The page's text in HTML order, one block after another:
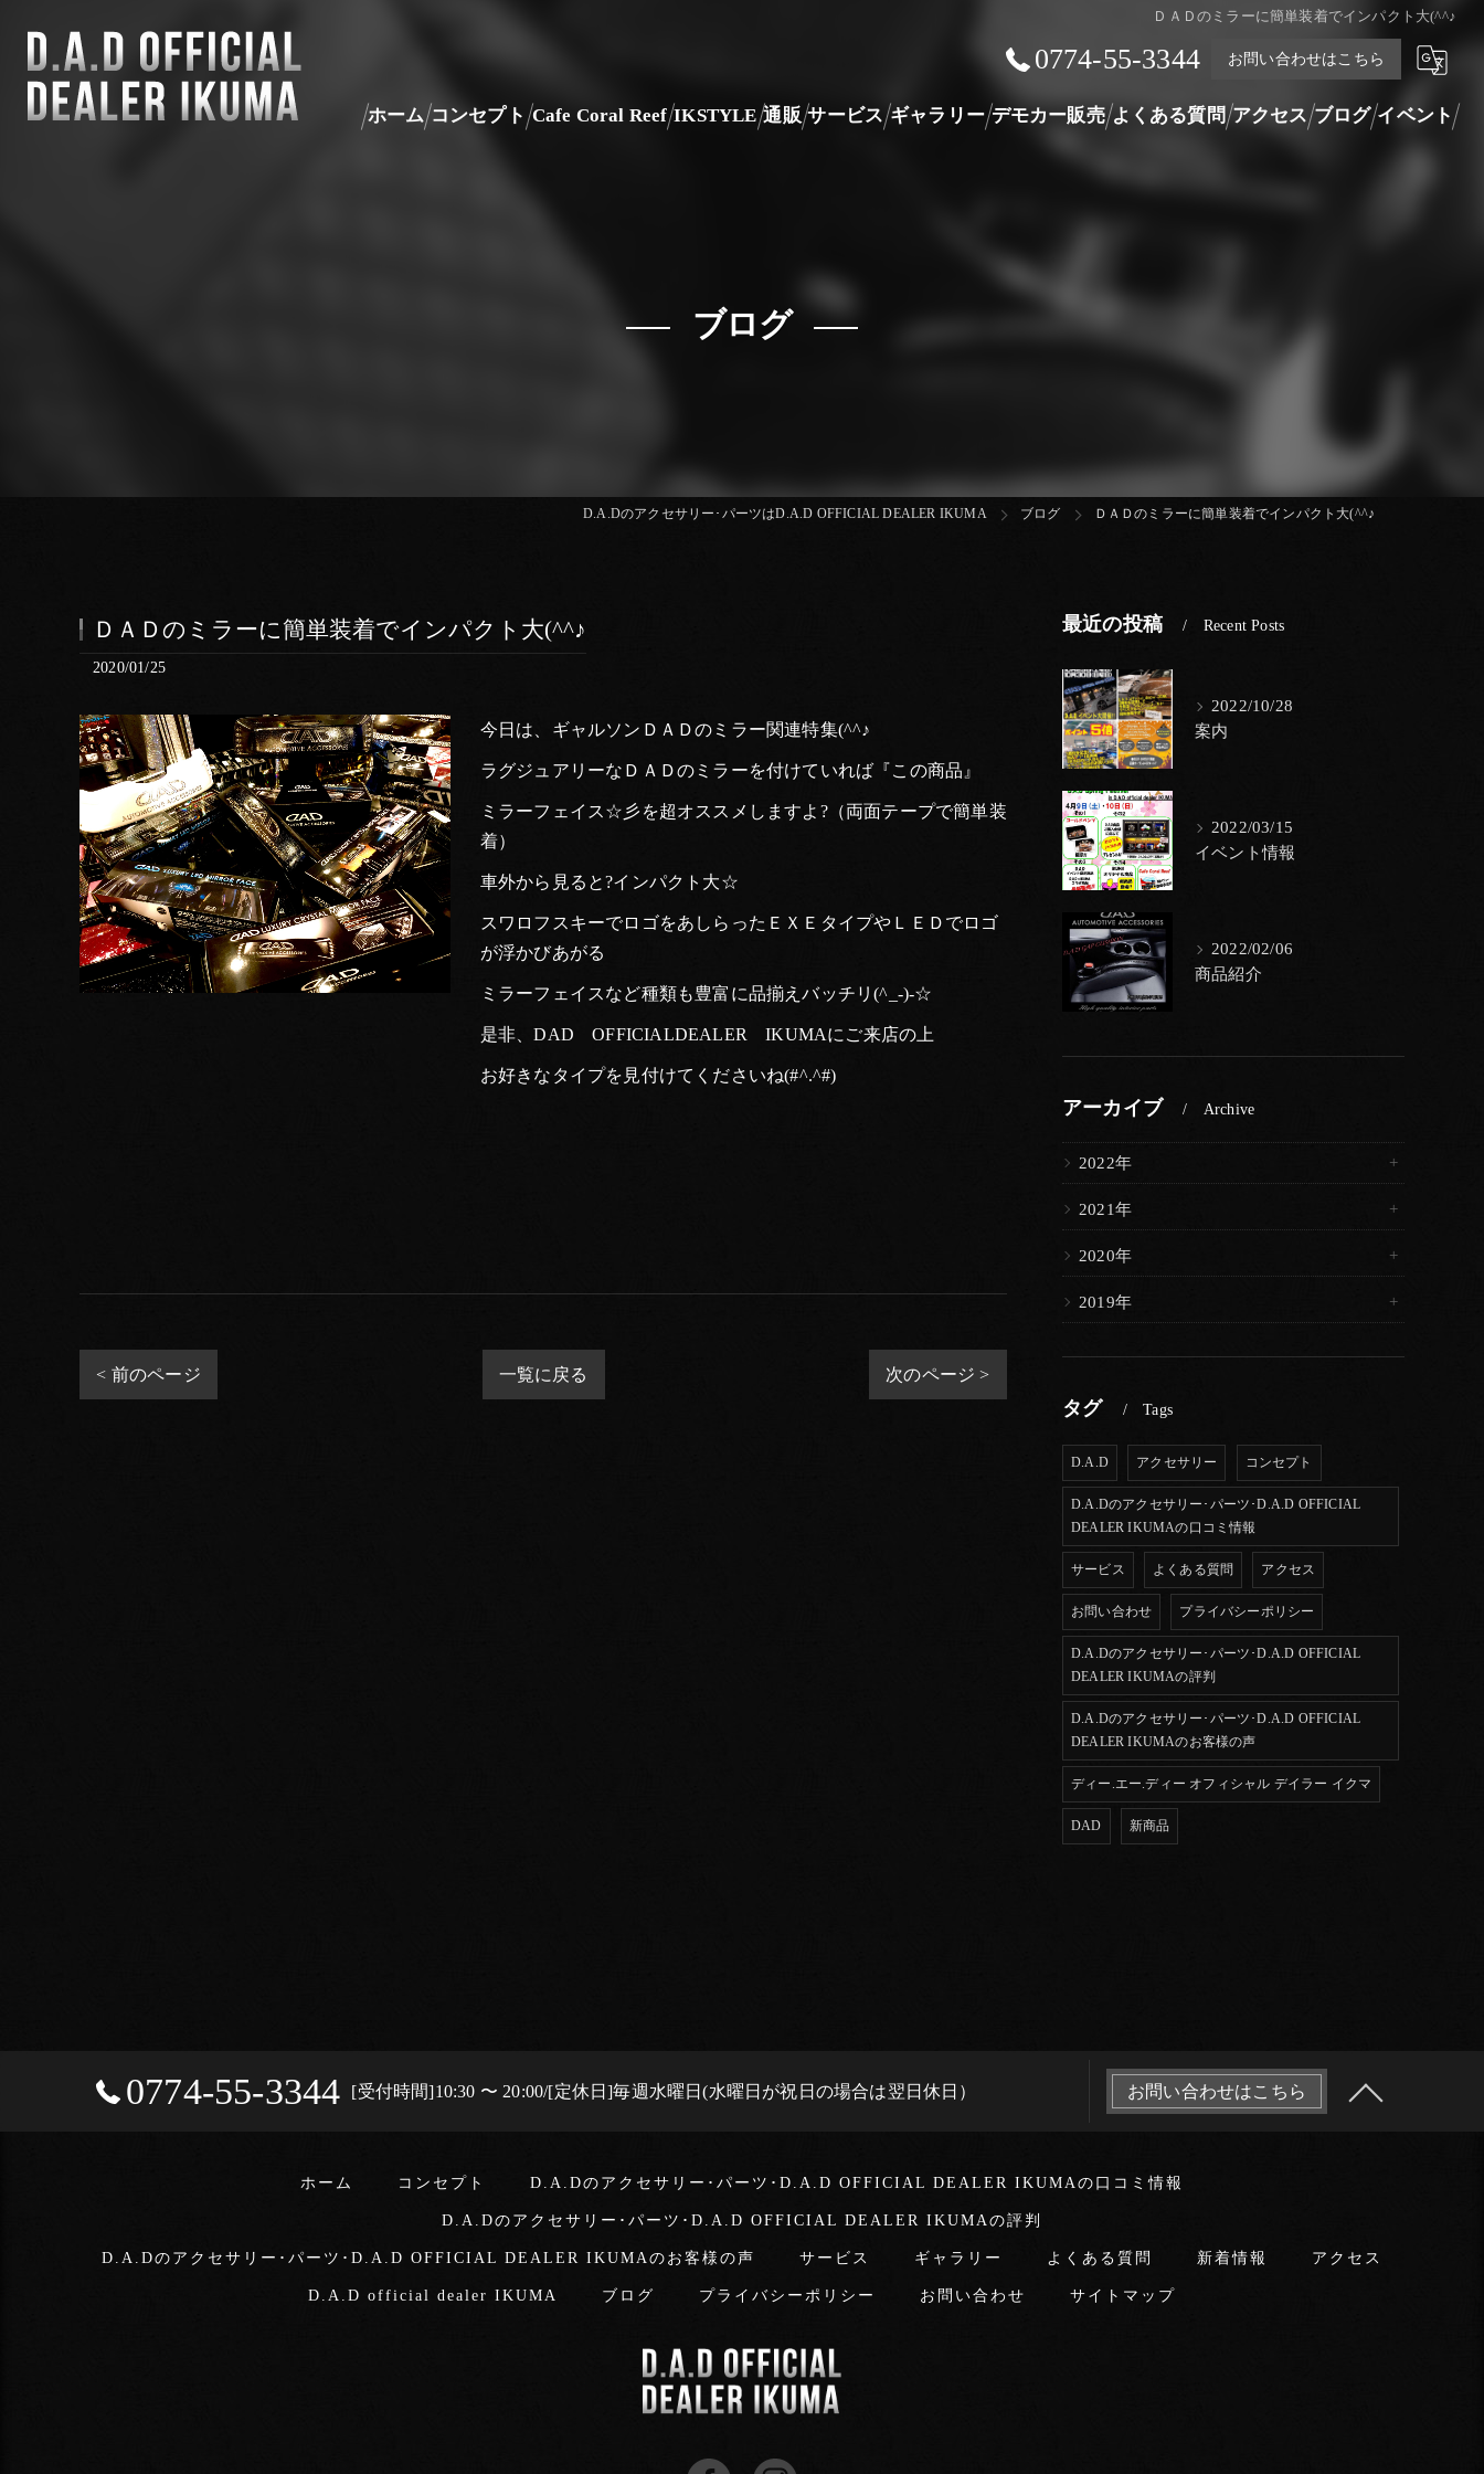
ＤＡＤのミラーに簡単装着でインパクト大(^^♪
0774-55-3344 お問い合わせはこちら
ホーム コンセプト Cafe Coral Reef IKSTYLE 通販 サービス ギャラリー デモカー販売 よくある質問 アクセス ブログ イベント
ブログ
D.A.Dのアクセサリー･パーツはD.A.D OFFICIAL DEALER IKUMA ブログ ＤＡＤのミラーに簡単装着でインパクト大(^^♪
ＤＡＤのミラーに簡単装着でインパクト大(^^♪
2020/01/25
今日は、ギャルソンＤＡＤのミラー関連特集(^^♪
ラグジュアリーなＤＡＤのミラーを付けていれば『この商品』
ミラーフェイス☆彡を超オススメしますよ?（両面テープで簡単装
着）
車外から見ると?インパクト大☆
スワロフスキーでロゴをあしらったＥＸＥタイプやＬＥＤでロゴ
が浮かびあがる
ミラーフェイスなど種類も豊富に品揃えバッチリ(^_-)-☆
是非、DAD OFFICIALDEALER IKUMAにご来店の上
お好きなタイプを見付けてくださいね(#^.^#)
< 前のページ 一覧に戻る 次のページ >
最近の投稿 Recent Posts
2022/10/28
案内
2022/03/15
イベント情報
2022/02/06
商品紹介
アーカイブ Archive
2022年
2021年
2020年
2019年
タグ Tags
D.A.D アクセサリー コンセプト
D.A.Dのアクセサリー･パーツ･D.A.D OFFICIAL
DEALER IKUMAの口コミ情報
サービス よくある質問 アクセス
お問い合わせ プライバシーポリシー
D.A.Dのアクセサリー･パーツ･D.A.D OFFICIAL
DEALER IKUMAの評判
D.A.Dのアクセサリー･パーツ･D.A.D OFFICIAL
DEALER IKUMAのお客様の声
ディー.エー.ディー オフィシャル デイラー イクマ
DAD 新商品
0774-55-3344 [受付時間]10:30 〜 20:00/[定休日]毎週水曜日(水曜日が祝日の場合は翌日休日） お問い合わせはこちら
ホーム コンセプト D.A.Dのアクセサリー･パーツ･D.A.D OFFICIAL DEALER IKUMAの口コミ情報
D.A.Dのアクセサリー･パーツ･D.A.D OFFICIAL DEALER IKUMAの評判
D.A.Dのアクセサリー･パーツ･D.A.D OFFICIAL DEALER IKUMAのお客様の声 サービス ギャラリー よくある質問 新着情報 アクセス
D.A.D official dealer IKUMA ブログ プライバシーポリシー お問い合わせ サイトマップ